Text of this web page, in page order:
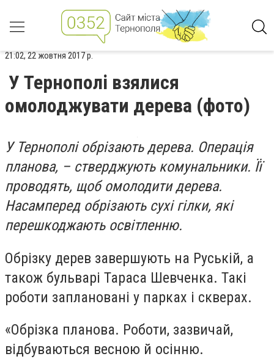
21:02, 22 жовтня 2017 р.
У Тернополі взялися
омолоджувати дерева (фото)
У Тернополі обрізають дерева. Операція
планова, – стверджують комунальники. Її
проводять, щоб омолодити дерева.
Насамперед обрізають сухі гілки, які
перешкоджають освітленню.
Обрізку дерев завершують на Руській, а
також бульварі Тараса Шевченка. Такі
роботи заплановані у парках і скверах.
«Обрізка планова. Роботи, зазвичай,
відбуваються весною й осінню.